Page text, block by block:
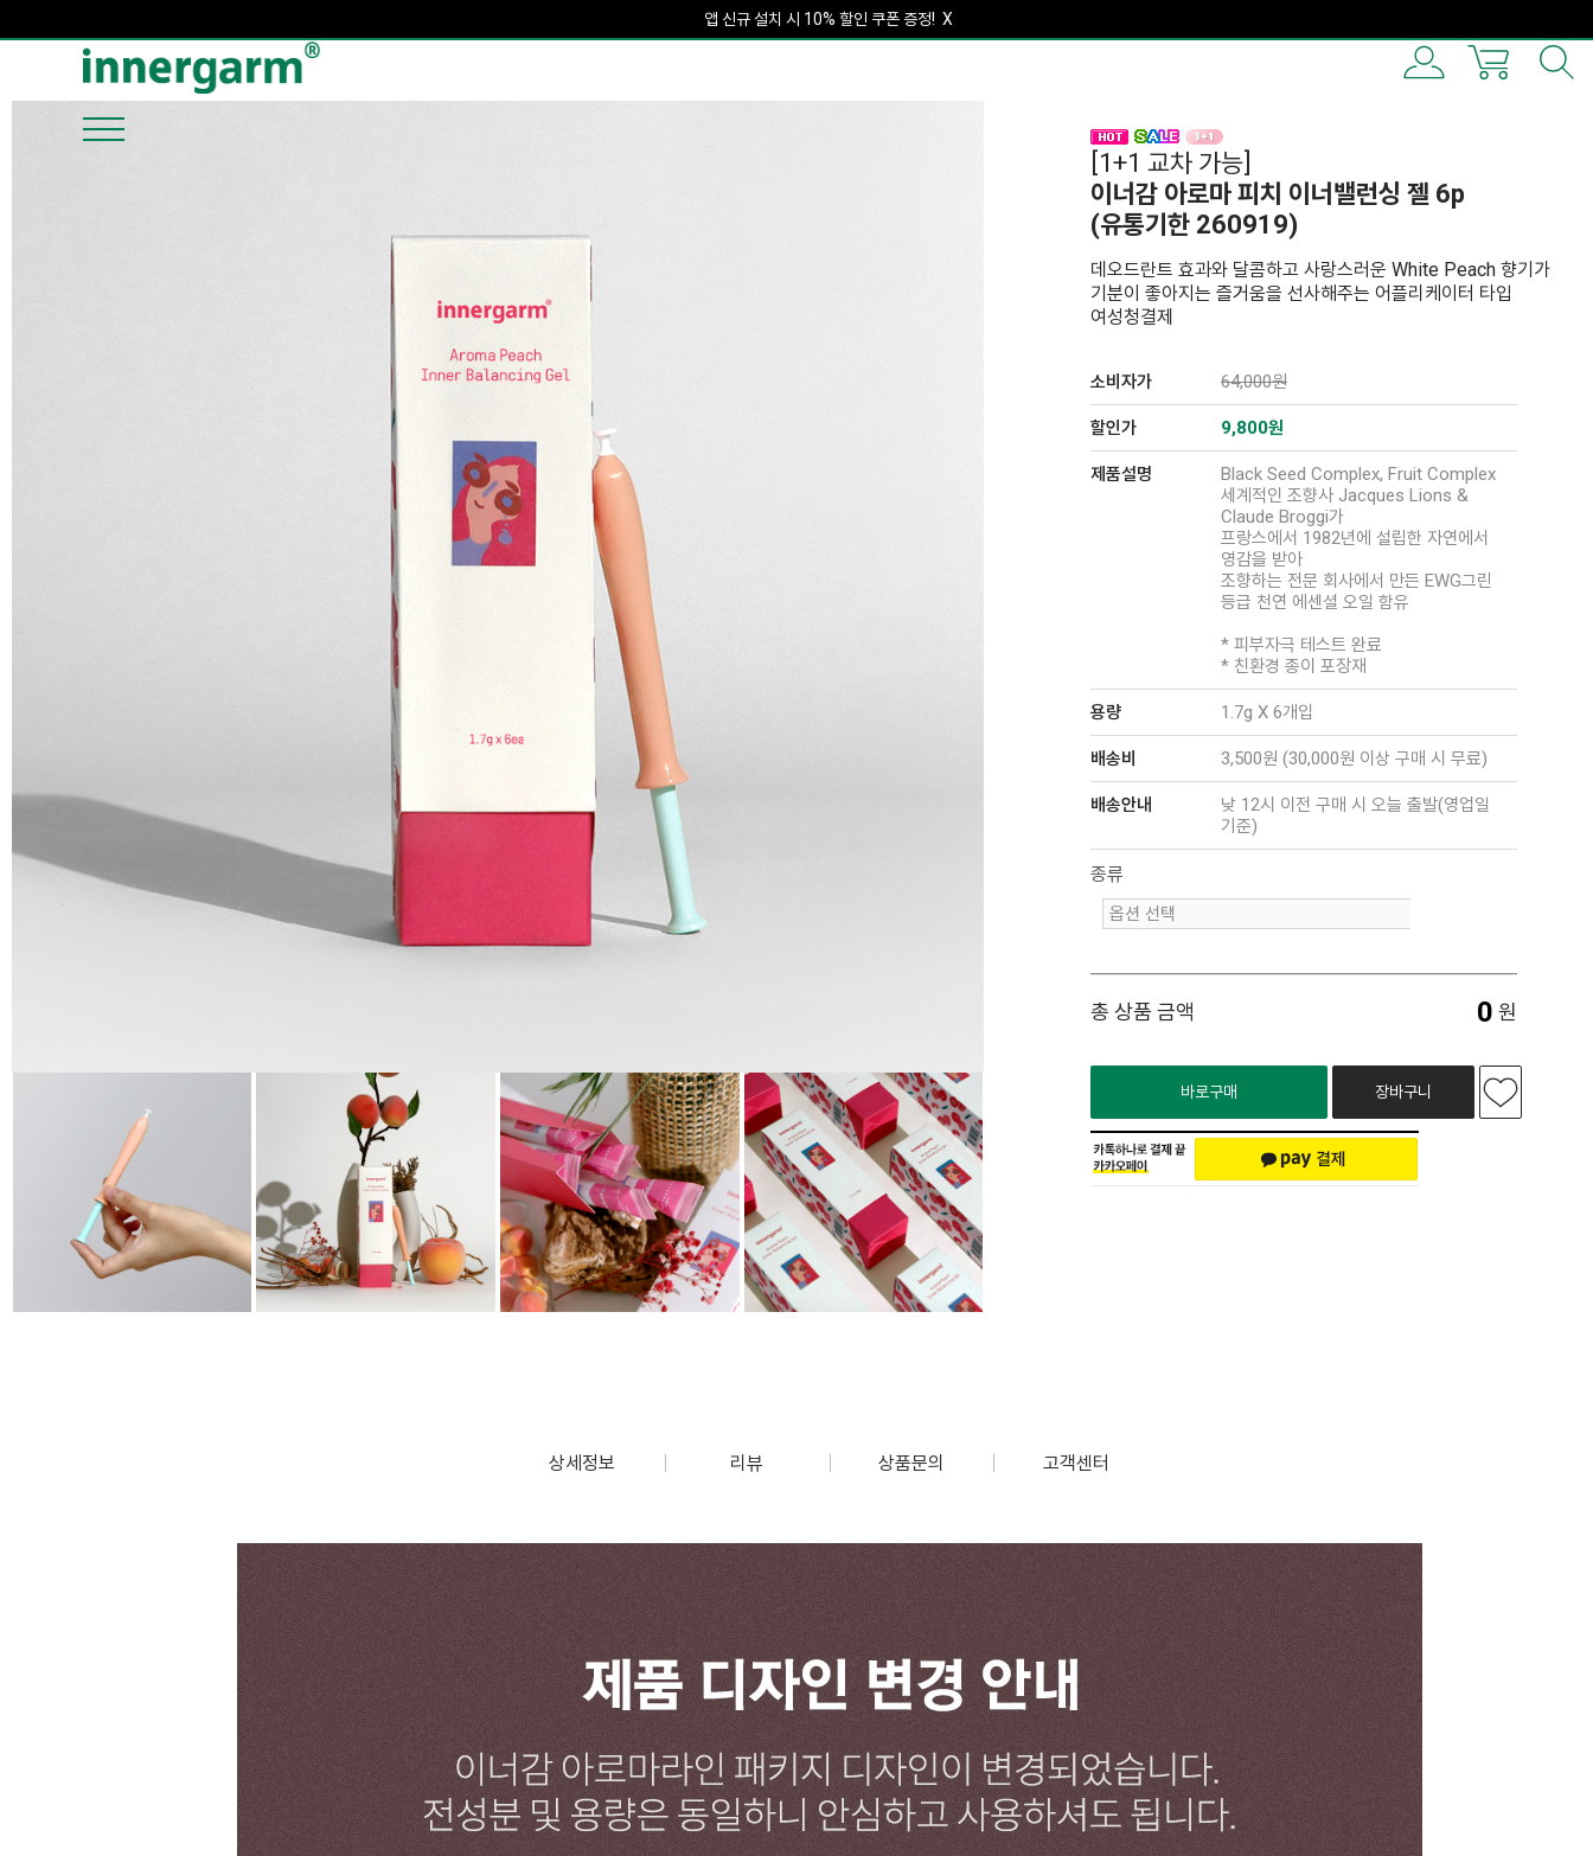
앱 신규 설치 시 10% 할인 쿠폰 증정! X
앱 신규 설치 시 10% 할인 쿠폰 증정!
[1+1 교차 가능]
이너감 아로마 피치 이너밸런싱 젤 6p
(유통기한 260919)
데오드란트 효과와 달콤하고 사랑스러운 White Peach 향기가
기분이 좋아지는 즐거움을 선사해주는 어플리케이터 타입
여성청결제
소비자가 64,000원
할인가 9,800원
제품설명
Black Seed Complex, Fruit Complex
세계적인 조향사 Jacques Lions &
Claude Broggi가
프랑스에서 1982년에 설립한 자연에서
영감을 받아
조향하는 전문 회사에서 만든 EWG그린
등급 천연 에센셜 오일 함유
* 피부자극 테스트 완료
* 친환경 종이 포장재
용량 1.7g X 6개입
배송비 3,500원 (30,000원 이상 구매 시 무료)
배송안내
낮 12시 이전 구매 시 오늘 출발(영업일
기준)
종류
총 상품 금액 0 원
바로구매 장바구니
상세정보 리뷰 상품문의 고객센터